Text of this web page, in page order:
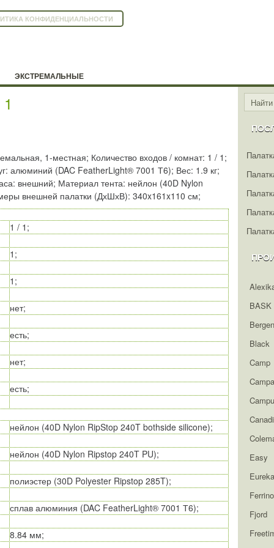
КОНФИДЕНЦИАЛЬНОСТИ
ЭКСТРЕМАЛЬНЫЕ
1-местная; Количество входов / комнат: 1 / 1;
алюминий (DAC FeatherLight® 7001 Т6); Вес: 1.9 кг;
внешний; Материал тента: нейлон (40D Nylon
внешней палатки (ДхШхВ): 340x161x110 см;
1 / 1;
1;
1;
нет;
есть;
нет;
есть;
нейлон (40D Nylon RipStop 240T bothside silicone);
нейлон (40D Nylon Ripstop 240T PU);
полиэстер (30D Polyester Ripstop 285T);
сплав алюминия (DAC FeatherLight® 7001 Т6);
8.84 мм;
BASK
Bergen
Black
Camp
Easy
Eureka
Ferrino
Fjord